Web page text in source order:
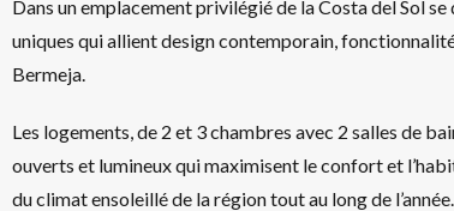
Dans un emplacement privilégié de la Costa del Sol
uniques qui allient design contemporain,
Bermeja.
Les logements, de 2 et 3 chambres avec 2 salles de
ouverts et lumineux qui maximisent le confort et
du climat ensoleillé de la région tout au long de